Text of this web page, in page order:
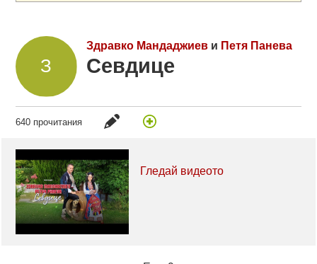
Здравко Мандаджиеви Петя Панева
Севдице
640 прочитания
Гледай видеото